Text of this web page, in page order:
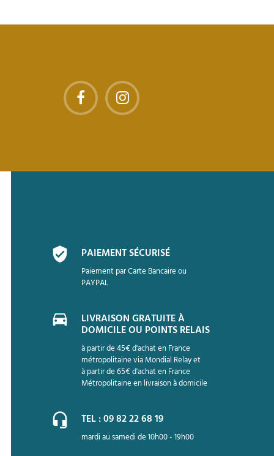
PAIEMENT SÉCURISÉ
Paiement par Carte Bancaire ou
PAYPAL
LIVRAISON GRATUITE À
DOMICILE OU POINTS RELAIS
à partir de 45€ d'achat en France
métropolitaine via Mondial Relay et
à partir de 65€ d'achat en France
Métropolitaine en livraison à domicile
TEL : 09 82 22 68 19
mardi au samedi de 10h00 - 19h00